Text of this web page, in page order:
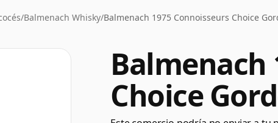
/Balmenach Whisky/Balmenach 1975 Connoisseurs Choice
Balmenach
Choice